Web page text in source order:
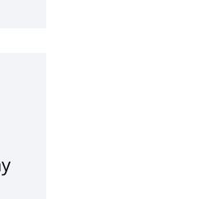
for Signal Processing